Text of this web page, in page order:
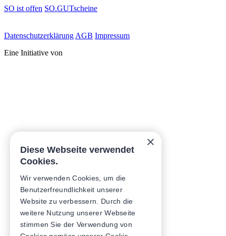
SO ist offen SO.GUTscheine
Daten­schutz­erklärung AGB Impressum
Eine Initiative von
×
Diese Webseite verwendet
Cookies.
Wir verwenden Cookies, um die
Benutzerfreundlichkeit unserer
Website zu verbessern. Durch die
weitere Nutzung unserer Webseite
stimmen Sie der Verwendung von